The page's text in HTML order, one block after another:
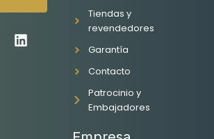
L
Tiendas y
revendedores
Garantía
Contacto
Patrocinio y
Embajadores